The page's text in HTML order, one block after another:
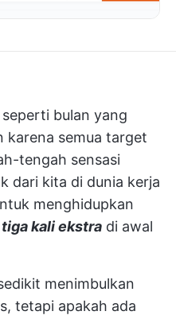
bulan yang
karena semua target
tengah sensasi
dari kita di dunia kerja
menghidupkan
tiga kali ekstra di awal
menimbulkan
tetapi apakah ada